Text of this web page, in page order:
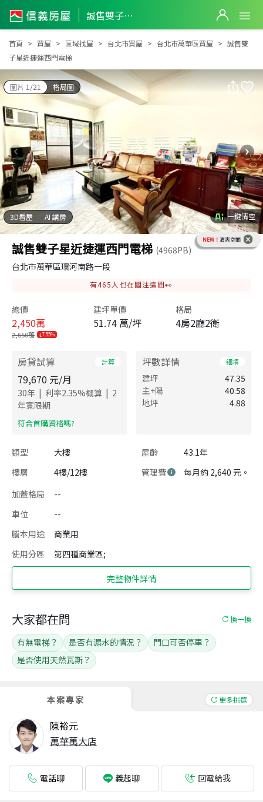
誠售雙子星近捷運西門電梯
誠售雙子星近捷運西門電梯
首頁 買屋 區域找屋 台北市買屋 台北市萬華區買屋
誠售雙
子星近捷運西門電梯
圖片 1/21 格局圖
3D看屋 AI 講房 一鍵清空
NEW！ 清爽空間
誠售雙子星近捷運西門電梯 (4968PB)
台北市萬華區環河南路一段
有465 人也在關注這間👀
總價
2,450萬
2,650萬 7.55%
建坪單價
51.74 萬/坪
格局
4房2廳2衛
房貸試算 計算
79,670 元/月
30年 | 利率2.35%概算 | 2
年寬限期
​符合首購資格嗎?
坪數詳情 細項
建坪
47.35
主+陽
40.58
地坪
4.88
類型 大樓 屋齡
43.1年
樓層
4樓/12樓 管理費
每月約 2,640 元。
加蓋格局
--
車位
--
謄本用途
商業用
使用分區
第四種商業區;
完整物件詳情
本案專家 更多挑選
陳裕元
萬華萬大店
電話聊 義起聊 回電給我
大家都在問 換一換
有無電梯？ 是否有漏水的情況？
門口可否停車？
是否使用天然瓦斯？